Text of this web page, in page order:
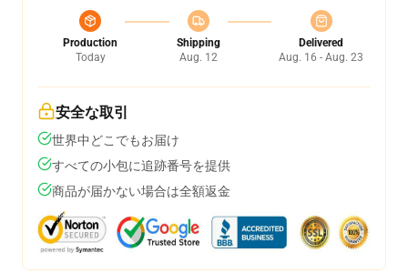
Production
Today
Shipping
Aug. 12
Delivered
Aug. 16 - Aug. 23
安全な取引
世界中どこでもお届け
すべての小包に追跡番号を提供
商品が届かない場合は全額返金